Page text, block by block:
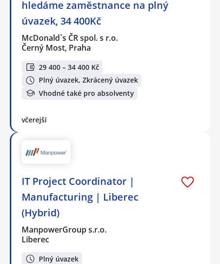
hledáme zaměstnance na plný
úvazek, 34 400Kč
McDonald`s ČR spol. s r.o.
Černý Most, Praha
29 400 – 34 400 Kč
Plný úvazek, Zkrácený úvazek
Vhodné také pro absolventy
včerejší
IT Project Coordinator |
Manufacturing | Liberec
(Hybrid)
ManpowerGroup s.r.o.
Liberec
Plný úvazek